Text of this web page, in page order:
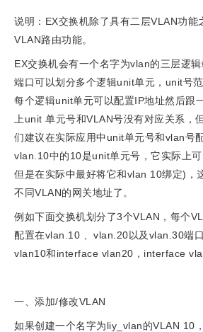
说明：EX交换机除了具有二层VLAN功能
VLAN路由功能。
EX交换机会有一个名字为vlan的三层逻
端口可以划分多个逻辑unit单元，unit号
每个逻辑unit单元可以配置IP地址然后跟
上unit 单元号和VLAN号没有对应关系，
们建议在实际应用中unit单元号和vlan号
vlan.10中的10是unit单元号，它实际上可
但是在实际中最好将它和vlan 10绑定)，
不同VLAN的网关地址了。
例如下面交换机划分了3个VLAN，每个
配置在vlan.10 、vlan.20以及vlan.30端
vlan10和interface vlan20，interface
一、添加/修改VLAN
如果创建一个名字为liy_vlan的VLAN 10